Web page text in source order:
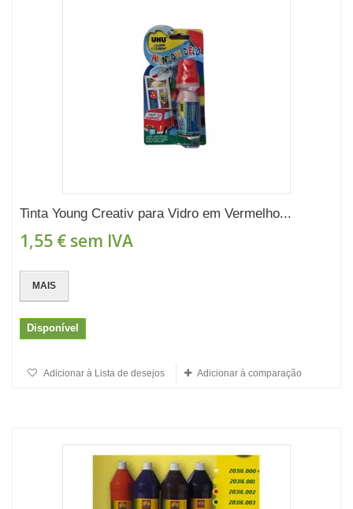
Tinta Young Creativ para Vidro em Vermelho...
1,55 € sem IVA
MAIS
Disponível
Adicionar à Lista de desejos Adicionar à comparação